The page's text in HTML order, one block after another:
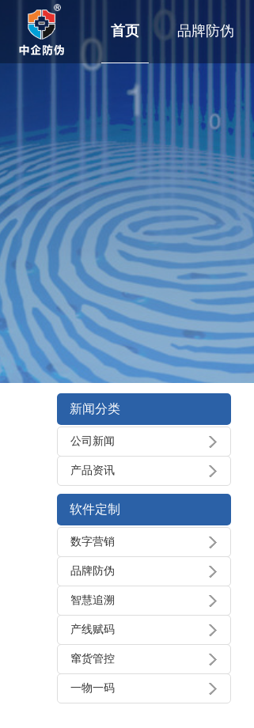
首页 品牌防伪
新闻分类
公司新闻
产品资讯
软件定制
数字营销
品牌防伪
智慧追溯
产线赋码
窜货管控
一物一码